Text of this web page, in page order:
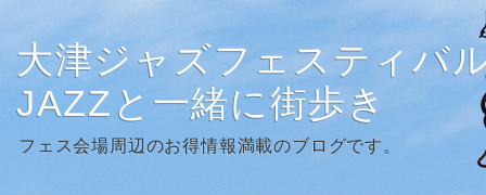
大津ジャズフェスティバ
JAZZと一緒に街歩き
フェス会場周辺のお得情報満載のブログです。